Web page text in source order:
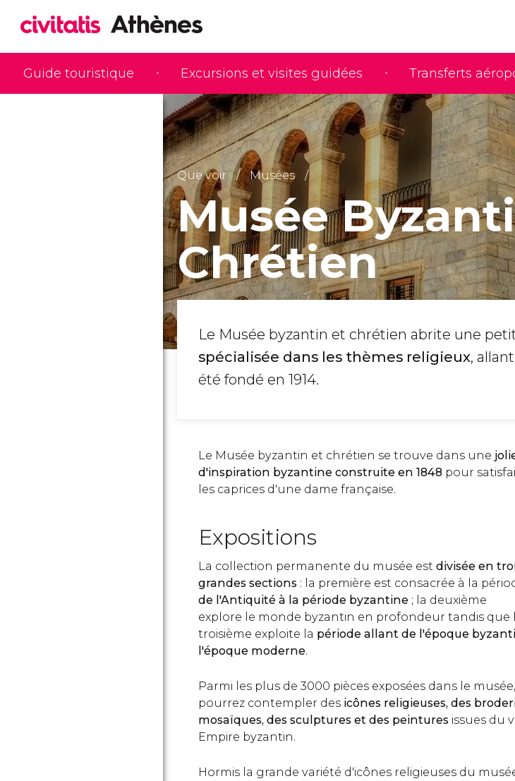
Guide touristique Excursions et visites guidées Transferts
Que voir Musées
Musée
Chrétien
Le Musée byzantin et chrétien abrite une
spécialisée dans les thèmes religieux,
été fondé en 1914.
Le Musée byzantin et chrétien se trouve dans une
d'inspiration byzantine construite en 1848 pour
les caprices d'une dame française.
Expositions
La collection permanente du musée est divisée en
grandes sections : la première est consacrée à la
de l'Antiquité à la période byzantine ; la deuxième
explore le monde byzantin en profondeur tandis que
troisième exploite la période allant de l'époque
l'époque moderne.
Parmi les plus de 3000 pièces exposées dans le
pourrez contempler des icônes religieuses, des
mosaïques, des sculptures et des peintures issues du
Empire byzantin.
Hormis la grande variété d'icônes religieuses du